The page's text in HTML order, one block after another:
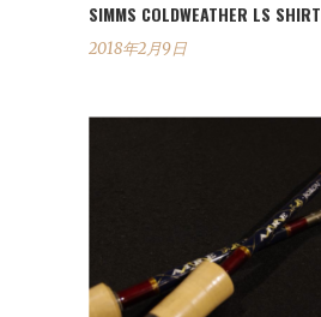
SIMMS COLDWEATHER LS SHIRT
2018年2月9日